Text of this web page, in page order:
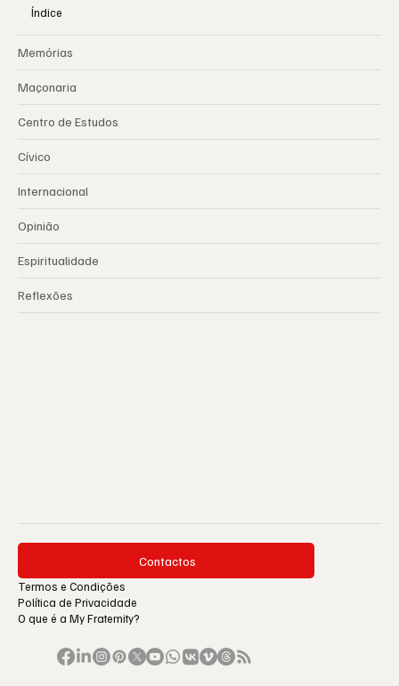
Índice
Memórias
Maçonaria
Centro de Estudos
Cívico
Internacional
Opinião
Espiritualidade
Reflexões
Contactos
Termos e Condições
Política de Privacidade
O que é a My Fraternity?